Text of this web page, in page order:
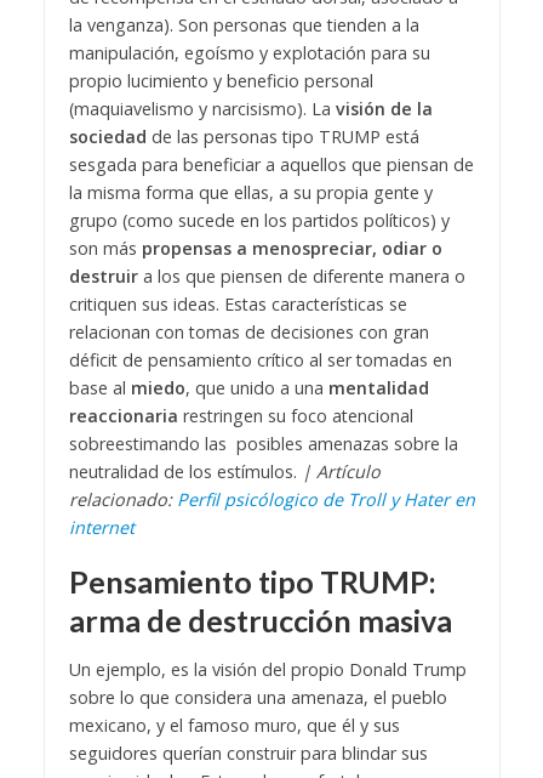
la venganza). Son personas que tienden a la
manipulación, egoísmo y explotación para su
propio lucimiento y beneficio personal
(maquiavelismo y narcisismo). La visión de la
sociedad de las personas tipo TRUMP está
sesgada para beneficiar a aquellos que piensan de
la misma forma que ellas, a su propia gente y
grupo (como sucede en los partidos políticos) y
son más propensas a menospreciar, odiar o
destruir a los que piensen de diferente manera o
critiquen sus ideas. Estas características se
relacionan con tomas de decisiones con gran
déficit de pensamiento crítico al ser tomadas en
base al miedo, que unido a una mentalidad
reaccionaria restringen su foco atencional
sobreestimando las posibles amenazas sobre la
neutralidad de los estímulos. | Artículo
relacionado: Perfil psicólogico de Troll y Hater en
internet
Pensamiento tipo TRUMP:
arma de destrucción masiva
Un ejemplo, es la visión del propio Donald Trump
sobre lo que considera una amenaza, el pueblo
mexicano, y el famoso muro, que él y sus
seguidores querían construir para blindar sus